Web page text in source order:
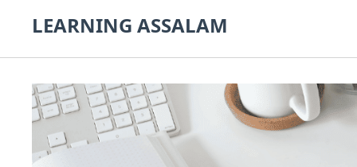
LEARNING ASSALAM